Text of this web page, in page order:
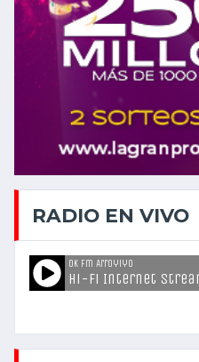
RADIO EN VIVO